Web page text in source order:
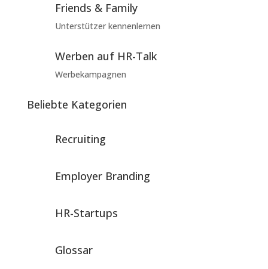
Friends & Family
Unterstützer kennenlernen
Werben auf HR-Talk
Werbekampagnen
Beliebte Kategorien
Recruiting
Employer Branding
HR-Startups
Glossar